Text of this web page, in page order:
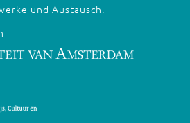
und Austausch.